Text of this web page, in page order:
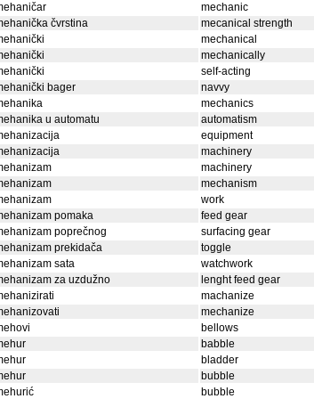
mechanic
čvrstina
mecanical strength
mechanical
mechanically
self-acting
bager
navvy
mechanics
u automatu
automatism
equipment
machinery
machinery
mechanism
work
pomaka
feed gear
poprečnog
surfacing gear
prekidača
toggle
sata
watchwork
za uzdužno
lenght feed gear
machanize
mechanize
bellows
babble
bladder
bubble
bubble